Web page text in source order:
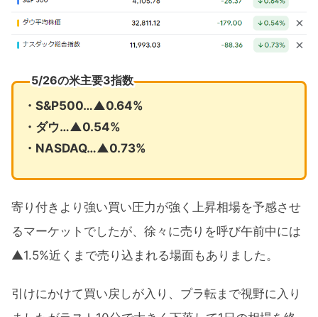
5/26の米主要3指数
・S&P500…▲0.64%
・ダウ…▲0.54%
・NASDAQ…▲0.73%
寄り付きより強い買い圧力が強く上昇相場を予感させ
るマーケットでしたが、徐々に売りを呼び午前中には
▲1.5%近くまで売り込まれる場面もありました。
引けにかけて買い戻しが入り、プラ転まで視野に入り